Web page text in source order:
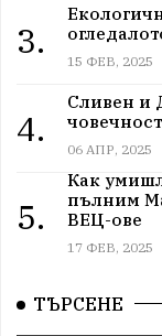
3. 15 ФЕВ, 2025
4.
Сливен и
06 АПР, 2025
5.
Как
пълним
ВЕЦ-ове
17 ФЕВ, 2025
ТЪРСЕНЕ